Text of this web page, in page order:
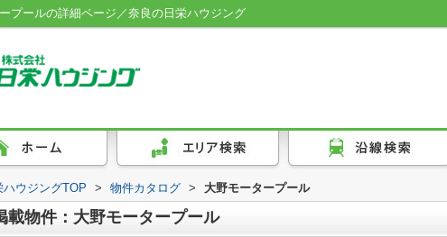
プールの詳細ページ／奈良の日栄ハウジング
ハウジングTOP > 物件カタログ > 大野モータープール
載物件：大野モータープール